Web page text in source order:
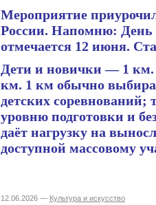
Мероприятие
России. Напомню: День
отмечается 12 июня.
Дети и новички — 1
км. 1 км обычно
детских соревнований;
уровню подготовки и
даёт нагрузку на
доступной массовому
12.06.2026 — Культура и искусство